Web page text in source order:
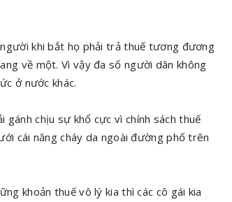
khi bắt họ phải trả thuế tương đương
về một. Vì vậy đa số người dân không
ở nước khác.
gánh chịu sự khổ cực vì chính sách thuế
cái năng cháy da ngoài đường phố trên
khoản thuế vô lý kia thì các cô gái kia